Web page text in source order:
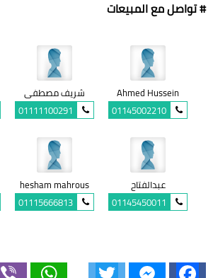
# تواصل مع المبيعات
Ahmed Hussein
01145002210
شريف مصطفى
01111100291
عبدالفتاح
01145450011
hesham mahrous
01115666813
Facebook
Messenger
WhatsApp